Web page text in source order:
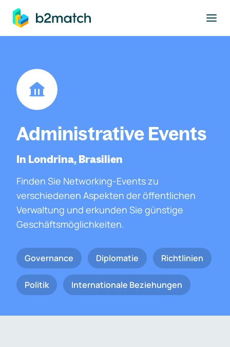
springen
Administrative Events
In Londrina, Brasilien
Finden Sie Networking-Events zu
verschiedenen Aspekten der öffentlichen
Verwaltung und erkunden Sie günstige
Geschäftsmöglichkeiten.
Governance Diplomatie Richtlinien
Politik Internationale Beziehungen